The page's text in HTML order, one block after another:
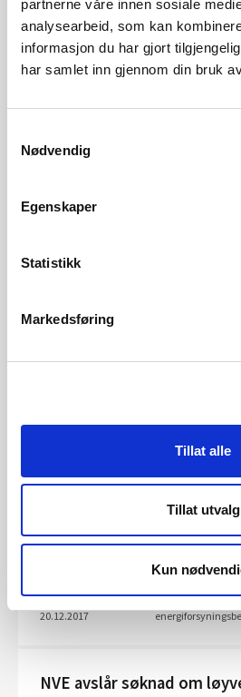
partnerne våre innen sosiale
analysearbeid, som kan
informasjon du har gjort
har samlet inn gjennom din bruk
Nødvendig
Egenskaper
Statistikk
Markedsføring
Tillat alle
Tillat utvalg
Kun
Publisert 20.12.2017 Nyheter,
Småkraftverk i Osestadbekken med
Storevatnet i Lindesnes kommune i
Løyve til Valdra kraftverk i
kommune i Hordaland. I vedtaket
utbygging av Valdra kraftverk vil
Norsk energiforsyning
IT-leverandørene
Sårbarhetsutfordringene innen IKT-
er preget av at virksomhetene er
leverandørene. Dette viser en...
Publisert
20.12.2017
Nyheter, Sikkerhet
NVE avslår søknad om